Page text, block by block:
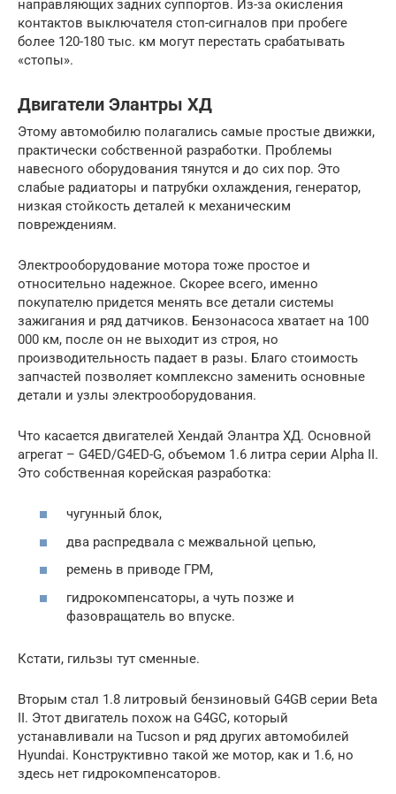
направляющих задних суппортов. Из-за окисления
контактов выключателя стоп-сигналов при пробеге
более 120-180 тыс. км могут перестать срабатывать
«стопы».
Двигатели Элантры ХД
Этому автомобилю полагались самые простые движки,
практически собственной разработки. Проблемы
навесного оборудования тянутся и до сих пор. Это
слабые радиаторы и патрубки охлаждения, генератор,
низкая стойкость деталей к механическим
повреждениям.
Электрооборудование мотора тоже простое и
относительно надежное. Скорее всего, именно
покупателю придется менять все детали системы
зажигания и ряд датчиков. Бензонасоса хватает на 100
000 км, после он не выходит из строя, но
производительность падает в разы. Благо стоимость
запчастей позволяет комплексно заменить основные
детали и узлы электрооборудования.
Что касается двигателей Хендай Элантра ХД. Основной
агрегат – G4ED/G4ED-G, объемом 1.6 литра серии Alpha II.
Это собственная корейская разработка:
чугунный блок,
два распредвала с межвальной цепью,
ремень в приводе ГРМ,
гидрокомпенсаторы, а чуть позже и
фазовращатель во впуске.
Кстати, гильзы тут сменные.
Вторым стал 1.8 литровый бензиновый G4GB серии Beta
II. Этот двигатель похож на G4GC, который
устанавливали на Tucson и ряд других автомобилей
Hyundai. Конструктивно такой же мотор, как и 1.6, но
здесь нет гидрокомпенсаторов.